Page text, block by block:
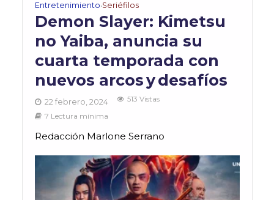
Entretenimiento•Seriéfilos
Demon Slayer: Kimetsu
no Yaiba, anuncia su
cuarta temporada con
nuevos arcos y desafíos
22 febrero, 2024
513 Vistas
7 Lectura mínima
Redacción Marlone Serrano